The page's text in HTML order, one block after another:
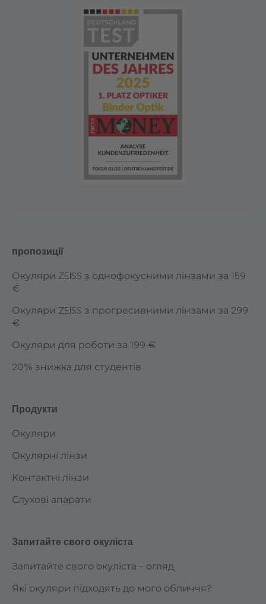
пропозиції
Окуляри ZEISS з однофокусними лінзами за 159
€
Окуляри ZEISS з прогресивними лінзами за 299
€
Окуляри для роботи за 199 €
20% знижка для студентів
Продукти
Окуляри
Окулярні лінзи
Контактні лінзи
Слухові апарати
Запитайте свого окуліста
Запитайте свого окуліста – огляд
Які окуляри підходять до мого обличчя?